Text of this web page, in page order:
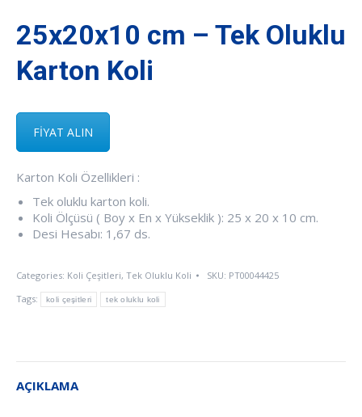
25x20x10 cm – Tek Oluklu
Karton Koli
FİYAT ALIN
Karton Koli Özellikleri :
Tek oluklu karton koli.
Koli Ölçüsü ( Boy x En x Yükseklik ): 25 x 20 x 10 cm.
Desi Hesabı: 1,67 ds.
Categories: Koli Çeşitleri, Tek Oluklu Koli SKU: PT00044425
Tags:
koli çeşitleri tek oluklu koli
AÇIKLAMA